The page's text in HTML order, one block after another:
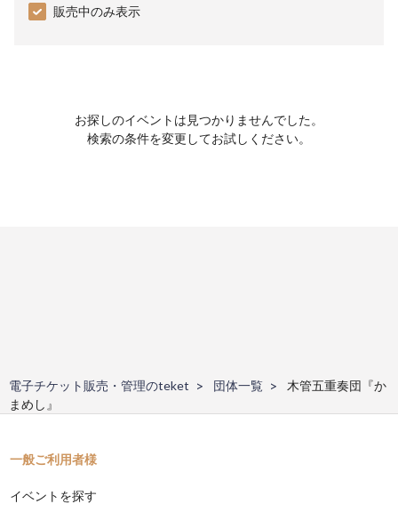
販売中のみ表示
お探しのイベントは見つかりませんでした。
検索の条件を変更してお試しください。
電子チケット販売・管理のteket 団体一覧
木管五重奏団『か
まめし』
一般ご利用者様
イベントを探す